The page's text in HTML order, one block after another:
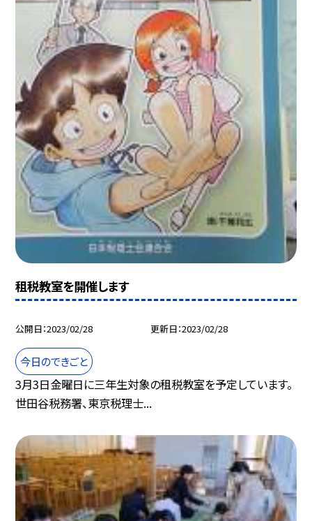
租税教室を開催します
公開日 2023/02/28 更新日 2023/02/28
今日のできごと
3月3日金曜日に三年生対象の租税教室を予定しています。
世田谷税務署、東京税理士...